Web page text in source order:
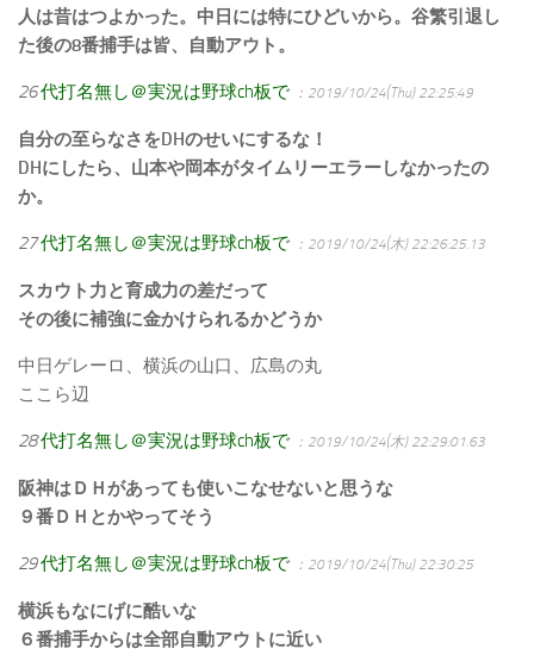
人は昔はつよかった。中日には特にひどいから。谷繁引退し
た後の8番捕手は皆、自動アウト。
26代打名無し＠実況は野球ch板で ：2019/10/24(Thu) 22:25:49
自分の至らなさをDHのせいにするな！
DHにしたら、山本や岡本がタイムリーエラーしなかったの
か。
27代打名無し＠実況は野球ch板で ：2019/10/24(木) 22:26:25.13
スカウト力と育成力の差だって
その後に補強に金かけられるかどうか
中日ゲレーロ、横浜の山口、広島の丸
ここら辺
28代打名無し＠実況は野球ch板で ：2019/10/24(木) 22:29:01.63
阪神はＤＨがあっても使いこなせないと思うな
９番ＤＨとかやってそう
29代打名無し＠実況は野球ch板で ：2019/10/24(Thu) 22:30:25
横浜もなにげに酷いな
６番捕手からは全部自動アウトに近い